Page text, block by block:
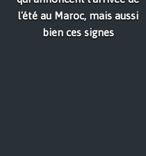
l'été au Maroc, mais aussi
bien ces signes